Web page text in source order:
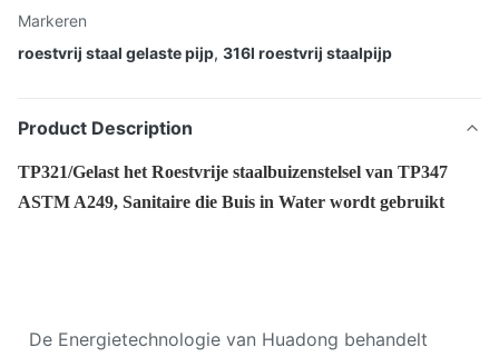
Markeren
roestvrij staal gelaste pijp, 316l roestvrij staalpijp
Product Description
TP321/Gelast het Roestvrije staalbuizenstelsel van TP347
ASTM A249, Sanitaire die Buis in Water wordt gebruikt
De Energietechnologie van Huadong behandelt